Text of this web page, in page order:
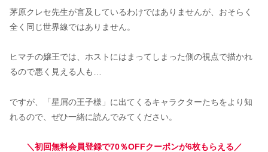
茅原クレセ先生が言及しているわけではありませんが、おそらく
全く同じ世界線ではありません。
ヒマチの嬢王では、ホストにはまってしまった側の視点で描かれ
るので悪く見える人も…
ですが、「星屑の王子様」に出てくるキャラクターたちをより知
れるので、ぜひ一緒に読んでみてください。
＼初回無料会員登録で70％OFFクーポンが6枚もらえる／